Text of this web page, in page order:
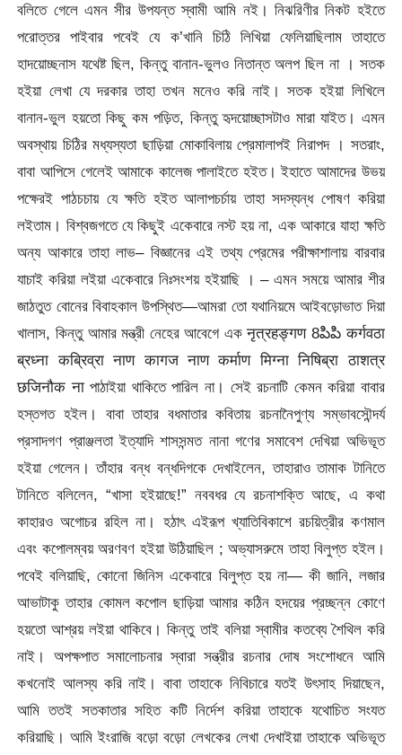
বলিতে গেলে এমন সীর উপযন্ত স্বামী আমি নই। নিঝরিণীর নিকট হইতে
পরোত্তর পাইবার পবেই যে ক’খানি চিঠি লিখিয়া ফেলিয়াছিলাম তাহাতে
হাদয়োচ্ছনাস যথেষ্ট ছিল, কিন্তু বানান-ভুলও নিতান্ত অলপ ছিল না । সতক
হইয়া লেখা যে দরকার তাহা তখন মনেও করি নাই। সতক হইয়া লিখিলে
বানান-ভুল হয়তো কিছু কম পড়িত, কিন্তু হৃদয়োচ্ছাসটাও মারা যাইত। এমন
অবস্থায় চিঠির মধ্যস্যতা ছাড়িয়া মোকাবিলায় প্রেমালাপই নিরাপদ । সতরাং,
বাবা আপিসে গেলেই আমাকে কালেজ পালাইতে হইত। ইহাতে আমাদের উভয়
পক্ষেরই পাঠচচায় যে ক্ষতি হইত আলাপচর্চায় তাহা সদস্যন্ধ পোষণ করিয়া
লইতাম। বিশ্বজগতে যে কিছুই একেবারে নস্ট হয় না, এক আকারে যাহা ক্ষতি
অন্য আকারে তাহা লাভ– বিজ্ঞানের এই তথ্য প্রেমের পরীক্ষাশালায় বারবার
যাচাই করিয়া লইয়া একেবারে নিঃসংশয় হইয়াছি । – এমন সময়ে আমার শীর
জাঠতুত বোনের বিবাহকাল উপস্থিত—আমরা তো যথানিয়মে আইবড়োভাত দিয়া
খালাস, কিন্তু আমার মন্ত্রী নেহের আবেগে একनृत्रहङ्गण 8పిపి कर्गवठा
ब्रध्ना कब्रिव्रा नाण कागज नाण कर्माण मिग्ना निषिब्रा ठाशत्र
छजिनौक ना পাঠাইয়া থাকিতে পারিল না। সেই রচনাটি কেমন করিয়া বাবার
হস্তগত হইল। বাবা তাহার বধমাতার কবিতায় রচনানৈপুণ্য সম্ভাবসৌন্দৰ্য
প্রসাদগণ প্রাঞ্জলতা ইত্যাদি শাসসন্মত নানা গণের সমাবেশ দেখিয়া অভিভূত
হইয়া গেলেন। তাঁহার বন্ধ বন্ধদিগকে দেখাইলেন, তাহারাও তামাক টানিতে
টানিতে বলিলেন, “খাসা হইয়াছে!” নববধর যে রচনাশক্তি আছে, এ কথা
কাহারও অগোচর রহিল না। হঠাৎ এইরূপ খ্যাতিবিকাশে রচয়িত্রীর কণমাল
এবং কপোলম্বয় অরণবণ হইয়া উঠিয়াছিল ; অভ্যাসরুমে তাহা বিলুপ্ত হইল।
পবেই বলিয়াছি, কোনো জিনিস একেবারে বিলুপ্ত হয় না— কী জানি, লজার
আভাটাকু তাহার কোমল কপোল ছাড়িয়া আমার কঠিন হদয়ের প্রচ্ছন্ন কোণে
হয়তো আশ্রয় লইয়া থাকিবে। কিন্তু তাই বলিয়া স্বামীর কতব্যে শৈথিল করি
নাই। অপক্ষপাত সমালোচনার স্বারা সন্ত্রীর রচনার দোষ সংশোধনে আমি
কখনোই আলস্য করি নাই। বাবা তাহাকে নিবিচারে যতই উৎসাহ দিয়াছেন,
আমি ততই সতকাতার সহিত কটি নির্দেশ করিয়া তাহাকে যথোচিত সংযত
করিয়াছি। আমি ইংরাজি বড়ো বড়ো লেখকের লেখা দেখাইয়া তাহাকে অভিভূত